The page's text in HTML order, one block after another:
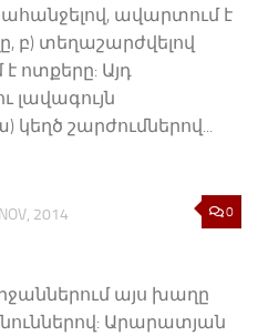
ավարտում է
բ) տեղաշարժվելով
ոտքերը: Այդ
լավագույն
կեղծ շարժումներով...
0
2014
այս խաղը
Արարատյան